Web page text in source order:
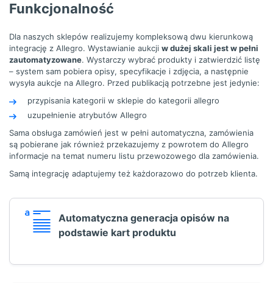
Funkcjonalność
Dla naszych sklepów realizujemy kompleksową dwu kierunkową
integrację z Allegro. Wystawianie aukcji w dużej skali jest w pełni
zautomatyzowane. Wystarczy wybrać produkty i zatwierdzić listę
– system sam pobiera opisy, specyfikacje i zdjęcia, a następnie
wysyła aukcje na Allegro. Przed publikacją potrzebne jest jedynie:
przypisania kategorii w sklepie do kategorii allegro
uzupełnienie atrybutów Allegro
Sama obsługa zamówień jest w pełni automatyczna, zamówienia
są pobierane jak również przekazujemy z powrotem do Allegro
informacje na temat numeru listu przewozowego dla zamówienia.
Samą integrację adaptujemy też każdorazowo do potrzeb klienta.
Automatyczna generacja opisów na
podstawie kart produktu